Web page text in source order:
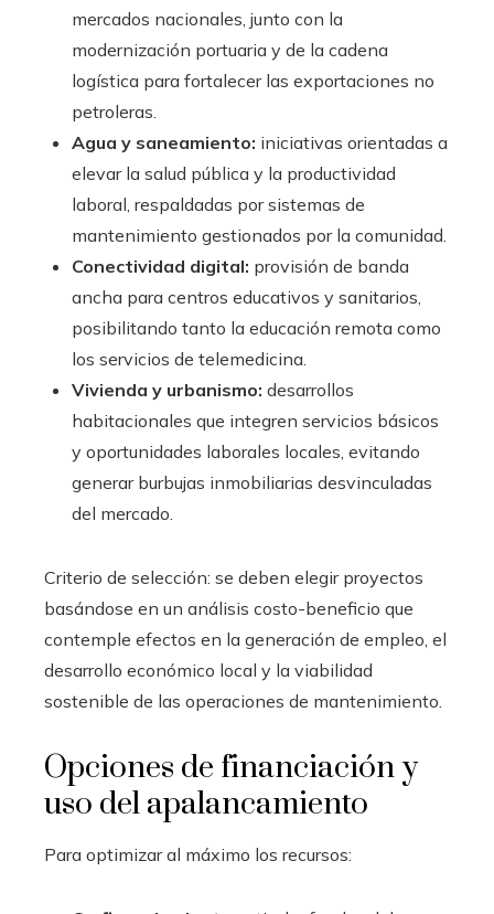
mercados nacionales, junto con la
modernización portuaria y de la cadena
logística para fortalecer las exportaciones no
petroleras.
Agua y saneamiento: iniciativas orientadas a
elevar la salud pública y la productividad
laboral, respaldadas por sistemas de
mantenimiento gestionados por la comunidad.
Conectividad digital: provisión de banda
ancha para centros educativos y sanitarios,
posibilitando tanto la educación remota como
los servicios de telemedicina.
Vivienda y urbanismo: desarrollos
habitacionales que integren servicios básicos
y oportunidades laborales locales, evitando
generar burbujas inmobiliarias desvinculadas
del mercado.
Criterio de selección: se deben elegir proyectos
basándose en un análisis costo-beneficio que
contemple efectos en la generación de empleo, el
desarrollo económico local y la viabilidad
sostenible de las operaciones de mantenimiento.
Opciones de financiación y
uso del apalancamiento
Para optimizar al máximo los recursos: